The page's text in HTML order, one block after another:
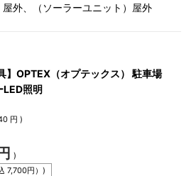
外、（ソーラーユニット）屋外
】OPTEX（オプテックス） 駐車場
LED照明
円 )
円 )
7,700円）)